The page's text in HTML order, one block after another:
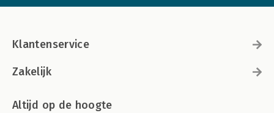
Klantenservice
Zakelijk
Altijd op de hoogte